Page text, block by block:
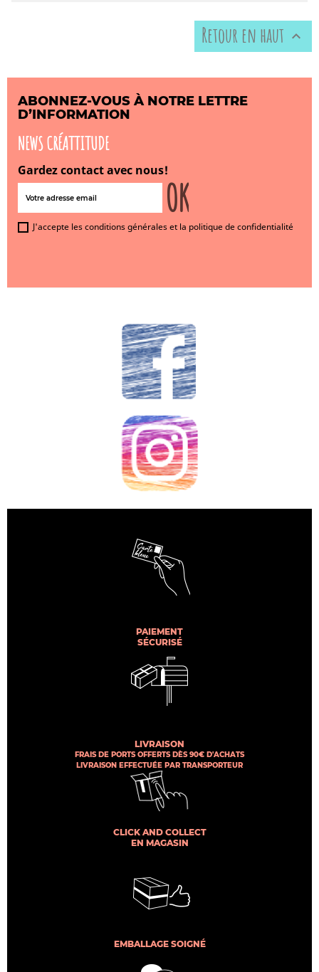
Retour en haut 
ABONNEZ-VOUS À NOTRE LETTRE
D’INFORMATION
NEWS CRÉATTITUDE
Gardez contact avec nous!
J'accepte les conditions générales et la politique de confidentialité
PAIEMENT
SÉCURISÉ
LIVRAISON
FRAIS DE PORTS OFFERTS DÈS 90€ D'ACHATS
LIVRAISON EFFECTUÉE PAR TRANSPORTEUR
CLICK AND COLLECT
EN MAGASIN
EMBALLAGE SOIGNÉ